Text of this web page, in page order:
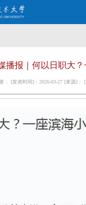
播报｜何以日职大
： [发表时间]：2026-03-27 [来源]：